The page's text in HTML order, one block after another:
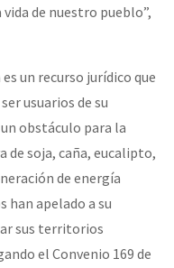
de nuestro pueblo”,
un recurso jurídico que
usuarios de su
obstáculo para la
de soja, caña, eucalipto,
de energía
han apelado a su
sus territorios
el Convenio 169 de